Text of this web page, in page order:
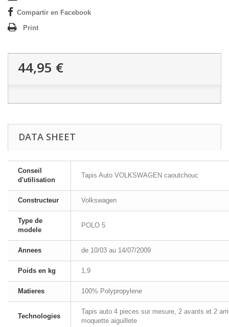
Compartir en Facebook
Print
44,95 €
DATA SHEET
Conseil
d'utilisation
Tapis Auto VOLKSWAGEN caoutchouc
Constructeur Volkswagen
Type de
modele
POLO 5
Annees de 10/03 au 14/07/2009
Poids en kg 1,9
Matieres 100% Polypropylene
Technologies
Tapis auto 4 pieces sur mesure, 2 avants et 2
moquette aiguillete